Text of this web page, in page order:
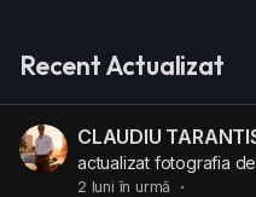
Recent Actualizat
CLAUDIU
actualizat fotografia
2 luni în urmă ·